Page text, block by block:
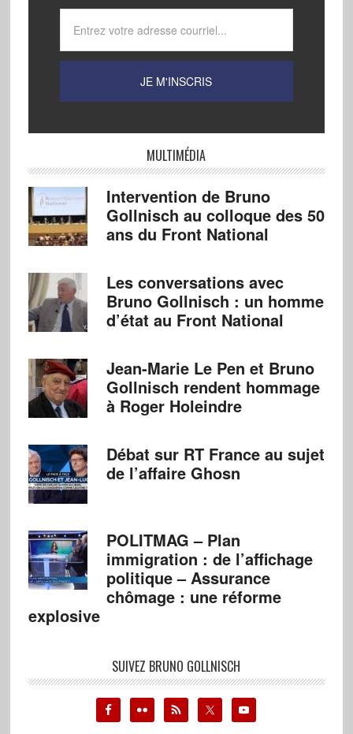
MULTIMÉDIA
Intervention de Bruno
Gollnisch au colloque des 50
ans du Front National
Les conversations avec
Bruno Gollnisch : un homme
d’état au Front National
Jean-Marie Le Pen et Bruno
Gollnisch rendent hommage
à Roger Holeindre
Débat sur RT France au sujet
de l’affaire Ghosn
POLITMAG – Plan
immigration : de l’affichage
politique – Assurance
chômage : une réforme
explosive
SUIVEZ BRUNO GOLLNISCH